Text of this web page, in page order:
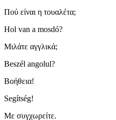
Πού είναι η τουαλέτα;
Hol van a mosdó?
Μιλάτε αγγλικά;
Beszél angolul?
Βοήθεια!
Segítség!
Με συγχωρείτε.